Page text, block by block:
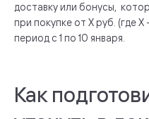
доставку или бонусы,
при покупке от Х руб. (где
период с 1 по 10 января.
Как